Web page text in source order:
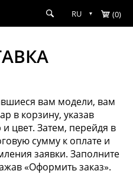
RU (0)
вам модели, вам
в корзину, указав
цвет. Затем, перейдя в
сумму к оплате и
заявки. Заполните
«Оформить заказ».